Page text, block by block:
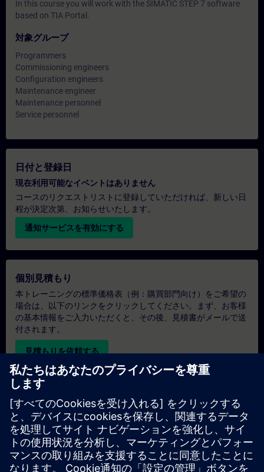
In this course you will work with the SIMATIC STEP 7 software
based on TIA Portal.
対象グループ
Programmers
Commissioning engineers
Configuration engineers
Maintenance engineer
Maintenance personnel
Service personnel
日付と登録日
現在利用可能なイベントはありません
コースのリクエストリストに登録していただければ、新しい日
程が決定次第、お知らせいたします。
通知サービスを有効にする
個別見積もり
本トレーニングの標準価格表（例：購買部門向け）をご希望の
場合は、以下のリンクをクリックしてください。まず、お客様
の基本情報をご入力いただくと、その後、見積書がメールで送
付されます。
見積もりを依頼する
専用トレーニングのお問い合わせ
オンサイト、オンライン、または当社のSITRAINトレーニング
センターでの専用トレーニングコースの見積もりをご希望の場
合は、以下の問い合わせフォームにご記入ください。このタイ
プのお問い合わせは、大人数（6名以上）のグループに適して
います。ご連絡先とトレーニングのご要望をご入力いただく